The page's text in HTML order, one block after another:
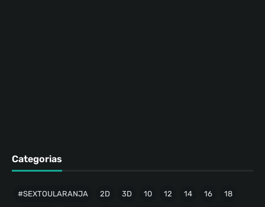
Categorias
#SEXTOULARANJA 2D 3D 10 12 14 16 18